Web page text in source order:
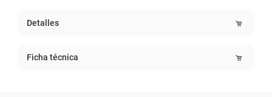
Detalles
Ficha técnica